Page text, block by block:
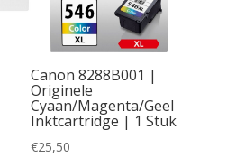
Canon 8288B001 |
Originele
Cyaan/Magenta/Geel
Inktcartridge | 1 Stuk
€25,50